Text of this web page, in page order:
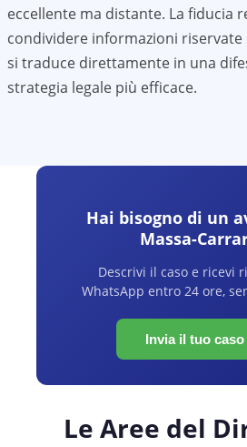
eccellente ma distante. La fiducia
condividere informazioni riservate
si traduce direttamente in una
strategia legale più efficace.
Hai bisogno di un
Massa-
Descrivi il caso e ricevi
WhatsApp entro 24 ore,
Invia il tuo
Le Aree del